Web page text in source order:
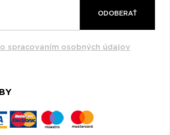
ODOBERAŤ
spracovaním osobných údajov